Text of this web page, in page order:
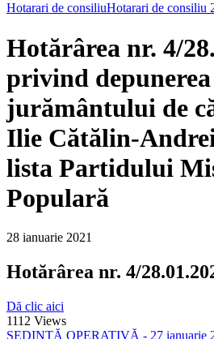
Hotarari de consiliuHotarari de consiliu
Hotărârea nr. 4/
privind depunerea
jurământului de
Ilie Cătălin-
lista Partidului
Populară
28 ianuarie 2021
Hotărârea nr. 4/
Dă clic aici
1112 Views
ȘEDINȚĂ OPERATIVĂ - 27 ianuarie